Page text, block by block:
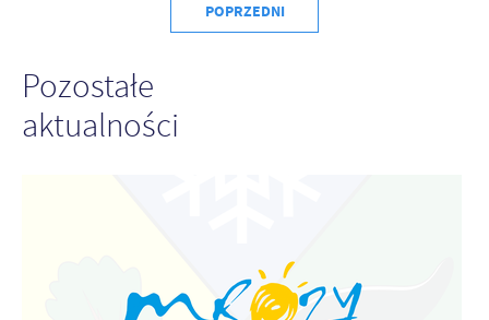
POPRZEDNI
Pozostałe
aktualności